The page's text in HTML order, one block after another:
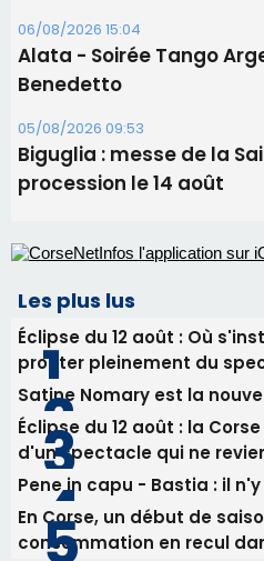
06/08/2026 15:04
Alata - Soirée Tango
Benedetto
05/08/2026 09:53
Biguglia : messe de la
procession le 14 août
Les plus lus
Éclipse du 12 août : Où
profiter pleinement du
Satine Nomary est la
Éclipse du 12 août : la
d'un spectacle qui ne
Pene in capu - Bastia : il
En Corse, un début de
consommation en recul